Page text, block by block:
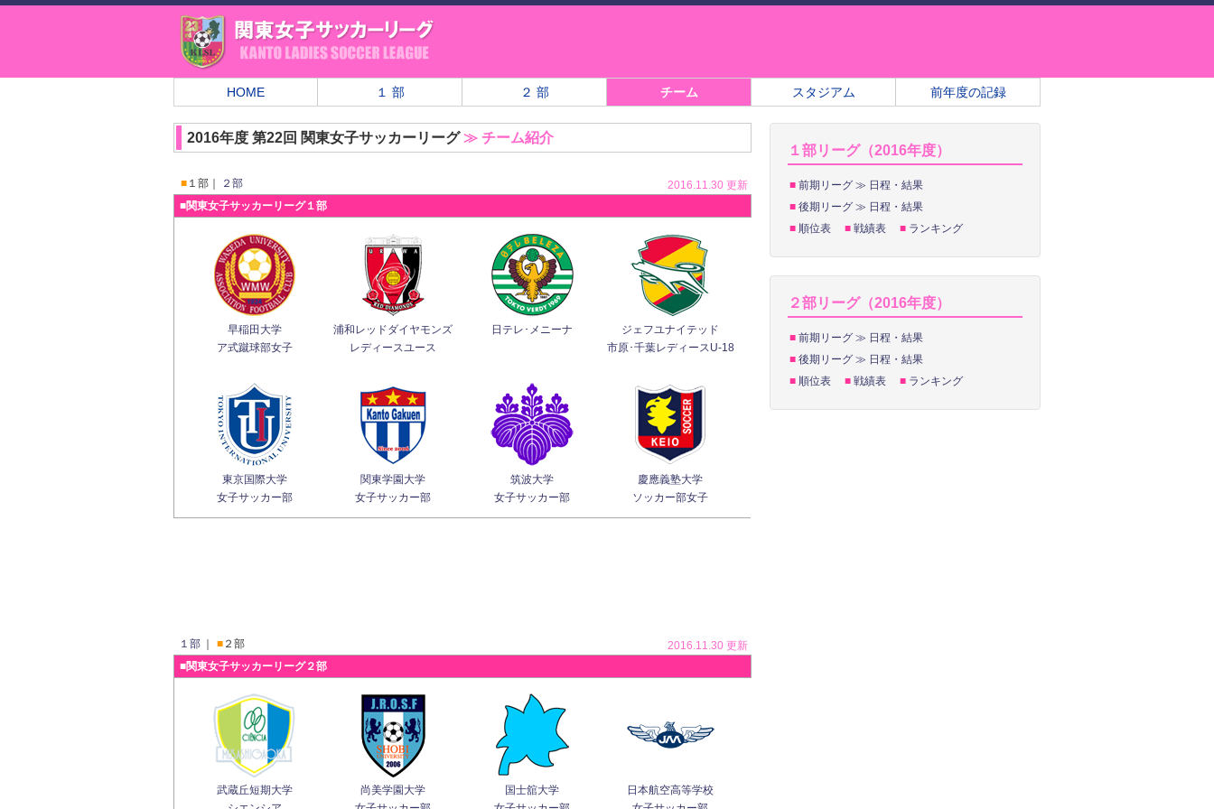
HOME １ 部 ２ 部 チーム スタジアム 前年度の記録
2016年度 第22回 関東女子サッカーリーグ≫ チーム紹介
■ １部｜ ２部
2016.11.30 更新
■関東女子サッカーリーグ１部
早稲田大学
ア式蹴球部女子
浦和レッドダイヤモンズ
レディースユース
日テレ･メニーナ
ジェフユナイテッド
市原･千葉レディースU-18
東京国際大学
女子サッカー部
関東学園大学
女子サッカー部
筑波大学
女子サッカー部
慶應義塾大学
ソッカー部女子
１部 ■ ２部
2016.11.30 更新
■関東女子サッカーリーグ２部
武蔵丘短期大学
尚美学園大学
国士舘大学
日本航空高等学校
１部リーグ（2016年度）
■ 前期リーグ ≫ 日程・結果
■ 後期リーグ ≫ 日程・結果
■ 順位表 ■ 戦績表 ■ ランキング
２部リーグ（2016年度）
■ 前期リーグ ≫ 日程・結果
■ 後期リーグ ≫ 日程・結果
■ 順位表 ■ 戦績表 ■ ランキング